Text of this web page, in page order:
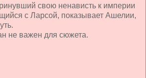
свою ненависть к империи
с Ларсой, показывает Ашелии,
не важен для сюжета.